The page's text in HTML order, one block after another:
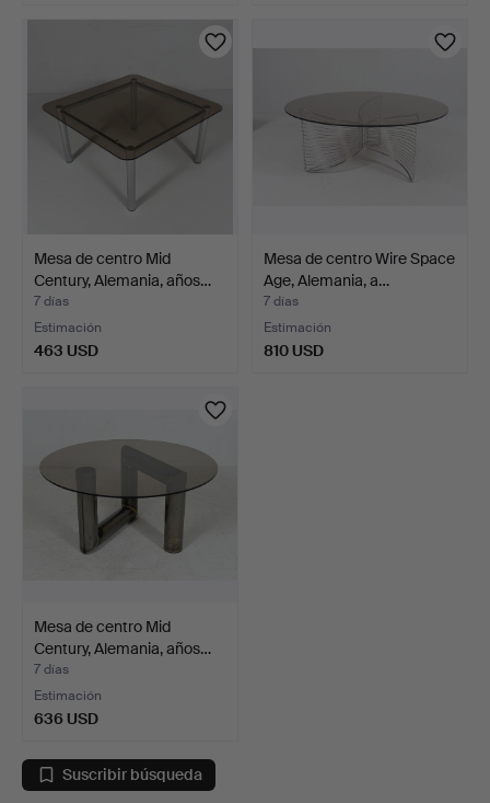
Mesa de centro Mid
Century, Alemania, años…
7 días
Estimación
463 USD
Mesa de centro Wire Space
Age, Alemania, a…
7 días
Estimación
810 USD
Mesa de centro Mid
Century, Alemania, años…
7 días
Estimación
636 USD
Suscribir búsqueda